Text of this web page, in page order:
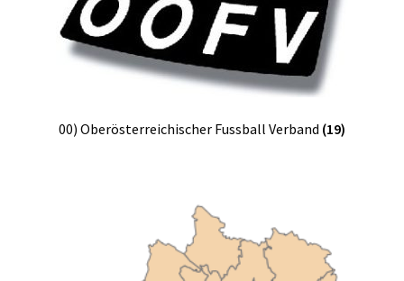
00) Oberösterreichischer Fussball Verband (19)